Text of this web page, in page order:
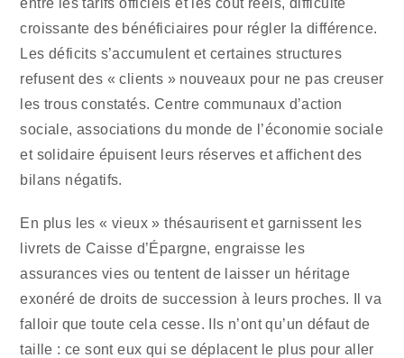
croissante des bénéficiaires pour régler la différence.
Les déficits s’accumulent et certaines structures
refusent des « clients » nouveaux pour ne pas creuser
les trous constatés. Centre communaux d’action
sociale, associations du monde de l’économie sociale
et solidaire épuisent leurs réserves et affichent des
bilans négatifs.
En plus les « vieux » thésaurisent et garnissent les
livrets de Caisse d’Épargne, engraisse les
assurances vies ou tentent de laisser un héritage
exonéré de droits de succession à leurs proches. Il va
falloir que toute cela cesse. Ils n’ont qu’un défaut de
taille : ce sont eux qui se déplacent le plus pour aller